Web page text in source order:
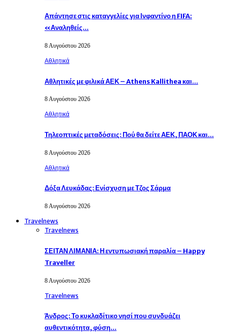
Απάντησε στις καταγγελίες για Ινφαντίνο η FIFA:
«Αναληθείς…
8 Αυγούστου 2026
Αθλητικά
Αθλητικές με φιλικά ΑΕΚ – Athens Kallithea και…
8 Αυγούστου 2026
Αθλητικά
Τηλεοπτικές μεταδόσεις: Πού θα δείτε ΑΕΚ, ΠΑΟΚ και…
8 Αυγούστου 2026
Αθλητικά
Δόξα Λευκάδας: Ενίσχυση με Τζος Σάρμα
8 Αυγούστου 2026
Travelnews
Travelnews
ΣΕΙΤΑΝ ΛΙΜΑΝΙΑ: Η εντυπωσιακή παραλία – Happy
Traveller
8 Αυγούστου 2026
Travelnews
Άνδρος: Το κυκλαδίτικο νησί που συνδυάζει
αυθεντικότητα, φύση…